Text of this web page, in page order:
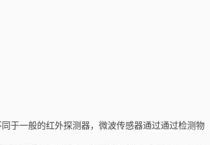
于一般的红外探测器，微波传感器通过通过检测物